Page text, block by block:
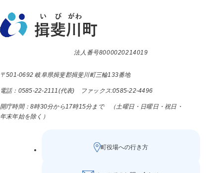
法人番号8000020214019
〒501-0692 岐阜県揖斐郡揖斐川町三輪133番地
電話：0585-22-2111(代表) ファックス:0585-22-4496
開庁時間：8時30分から17時15分まで （土曜日・日曜日・祝日・
年末年始を除く）
町役場への行き方